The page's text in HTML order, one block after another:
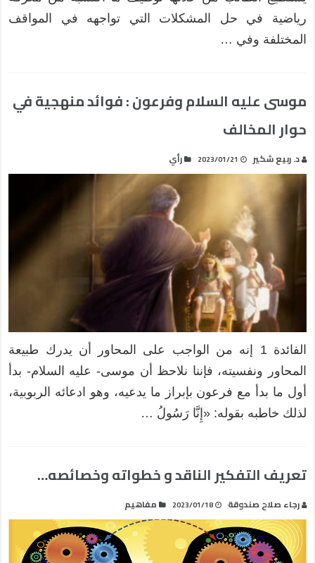
رياضية في حل المشكلات التي تواجهه في المواقف
المختلفة وفي …
موسى عليه السلام وفرعون : فوائد منهجية في
حوار المخالف
د. ربيع شكير 2023/01/21 رأي
الفائدة 1 إنه من الواجب على المحاور أن يدرك طبيعة
المحاور ونفسيته، فإننا نلاحظ أن موسى- عليه السلام- بدأ
أول ما بدأ مع فرعون بإبراز ما يدعيه، وهو ادعائه الربوبية،
لذلك خاطبه بقوله: «إِنَّا رَسُولُ …
تعريف التفكير الناقد و خطواته وخصائصه…
رجاء صلاح صندوقة 2023/01/18 مفاهيم